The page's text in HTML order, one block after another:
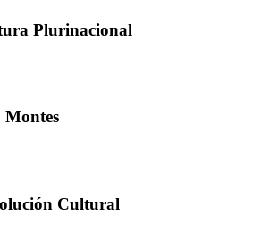
Plurinacional
Montes
Cultural